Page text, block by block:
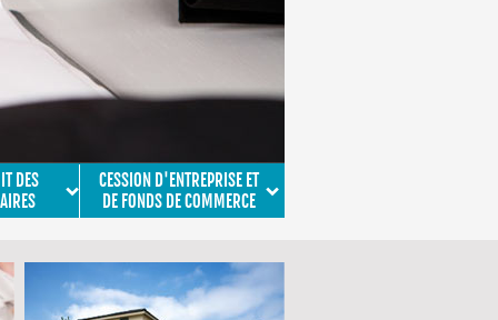
DES
CESSION D'ENTREPRISE ET
DE FONDS DE COMMERCE